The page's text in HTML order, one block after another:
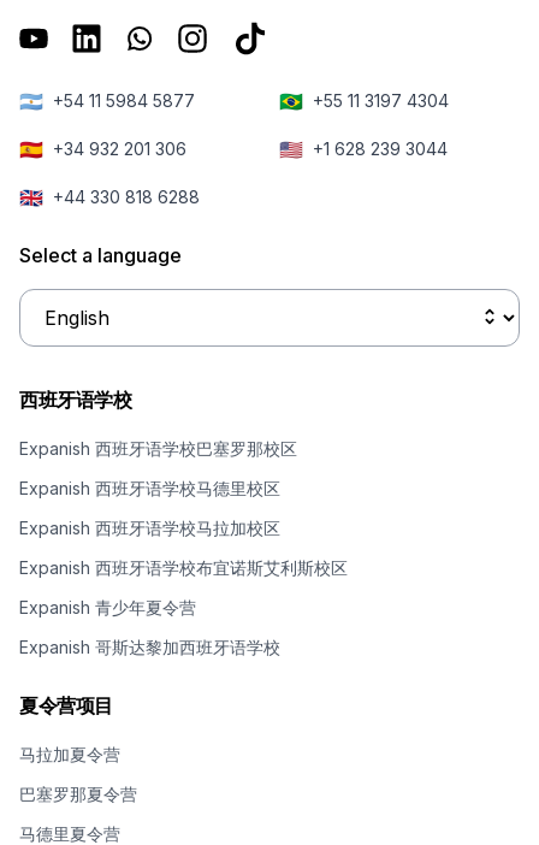
🇦🇷 +54 11 5984 5877 🇧🇷 +55 11 3197 4304
🇪🇸 +34 932 201 306 🇺🇸 +1 628 239 3044
🇬🇧 +44 330 818 6288
Select a language
西班牙语学校
Expanish 西班牙语学校巴塞罗那校区
Expanish 西班牙语学校马德里校区
Expanish 西班牙语学校马拉加校区
Expanish 西班牙语学校布宜诺斯艾利斯校区
Expanish 青少年夏令营
Expanish 哥斯达黎加西班牙语学校
夏令营项目
马拉加夏令营
巴塞罗那夏令营
马德里夏令营